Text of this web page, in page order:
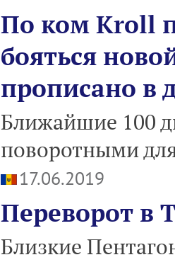
По ком Kroll
бояться
прописано в
Ближайшие 100
поворотными
17.06.2019
Переворот в
Близкие